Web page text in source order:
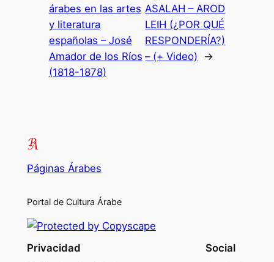
árabes en las artes
y literatura
españolas – José
Amador de los Ríos
(1818-1878)
ASALAH – AROD
LEIH (¿POR QUÉ
RESPONDERÍA?)
– (+ Video)
→
Páginas Árabes
Portal de Cultura Árabe
Privacidad Social